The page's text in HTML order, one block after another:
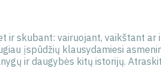
ir skubant: vairuojant, vaikštant
įspūdžių klausydamiesi
ir daugybės kitų istorijų.